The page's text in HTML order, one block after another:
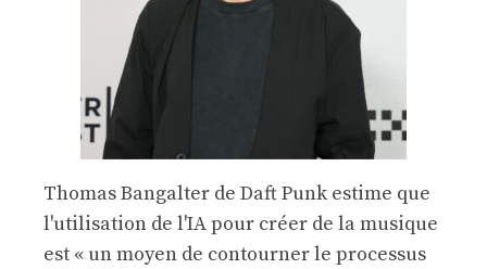
Thomas Bangalter de Daft Punk estime que
l'utilisation de l'IA pour créer de la musique
est « un moyen de contourner le processus